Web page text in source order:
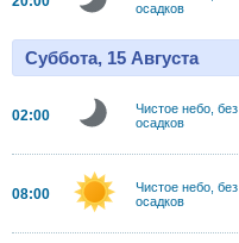
осадков
Суббота, 15 Августа
02:00
Чистое небо, без
осадков
08:00
Чистое небо, без
осадков